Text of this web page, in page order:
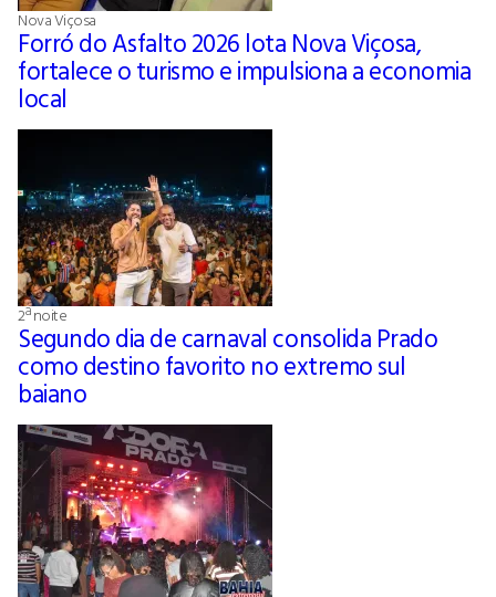
Nova Viçosa
Forró do Asfalto 2026 lota Nova Viçosa,
fortalece o turismo e impulsiona a economia
local
2ª noite
Segundo dia de carnaval consolida Prado
como destino favorito no extremo sul
baiano